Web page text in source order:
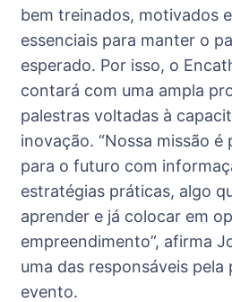
bem treinados, motivados
essenciais para manter o
esperado. Por isso, o
contará com uma ampla
palestras voltadas à
inovação. “Nossa missão
para o futuro com
estratégias práticas, algo
aprender e já colocar em
empreendimento”, afirma
uma das responsáveis
evento.